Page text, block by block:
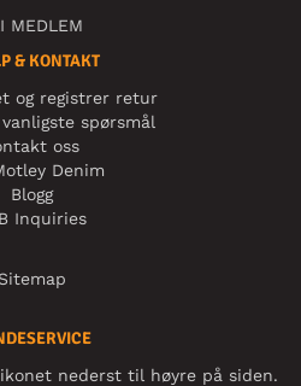
MEDLEM
& KONTAKT
og registrer retur
spørsmål
oss
Denim
Blogg
Inquiries
Sitemap
nederst til høyre på siden.